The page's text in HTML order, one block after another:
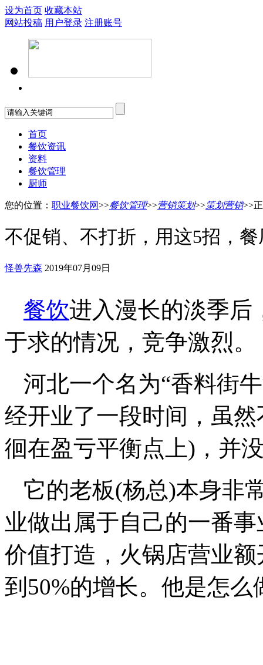
设为首页 收藏本站
网站投稿 用户登录 注册账号
首页
餐饮资讯
资料
餐饮管理
厨师
您的位置： 职业餐饮网>>餐饮管理>>营销策划>>策划营销>>
不促销、不打折，用这5招，
怪兽先森 2019年07月09日
餐饮进入漫长的淡季后
于求的情况，竞争激烈。
河北一个名为“香料街
经开业了一段时间，虽
徊在盈亏平衡点上)，并
它的老板(杨总)本身非
业做出属于自己的一番
价值打造，火锅店营业
到50%的增长。他是怎